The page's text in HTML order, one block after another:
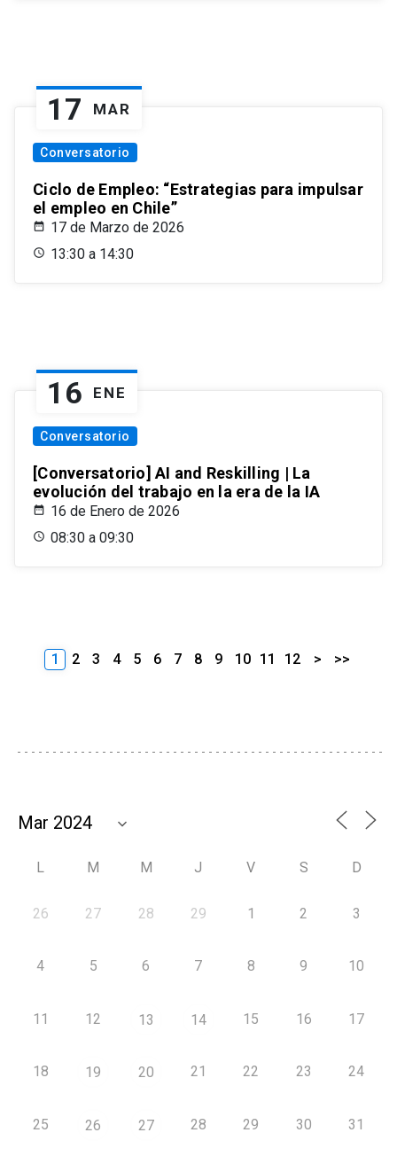
17 MAR
Conversatorio
Ciclo de Empleo: “Estrategias para impulsar
el empleo en Chile”
17 de Marzo de 2026
13:30 a 14:30
16 ENE
Conversatorio
[Conversatorio] AI and Reskilling | La
evolución del trabajo en la era de la IA
16 de Enero de 2026
08:30 a 09:30
1 2 3 4 5 6 7 8 9 10 11 12 > >>
L M M J V S D
26 27 28 29 1 2 3
4 5 6 7 8 9 10
11 12 13 14 15 16 17
18 19 20 21 22 23 24
25 26 27 28 29 30 31